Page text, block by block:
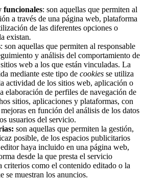
funcionales: son aquellas que permiten al
a través de una página web, plataforma
de las diferentes opciones o
existan.
: son aquellas que permiten al responsable
y análisis del comportamiento de
web a los que están vinculadas. La
mediante este tipo de cookies se utiliza
actividad de los sitios web, aplicación o
elaboración de perfiles de navegación de
sitios, aplicaciones y plataformas, con
en función del análisis de los datos
usuarios del servicio.
son aquellas que permiten la gestión,
posible, de los espacios publicitarios
haya incluido en una página web,
desde la que presta el servicio
criterios como el contenido editado o la
se muestran los anuncios.